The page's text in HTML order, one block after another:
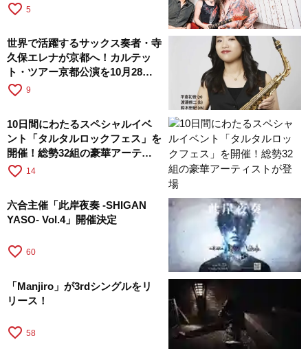
favorite_border 5
世界で活躍するサックス奏者・寺
久保エレナが京都へ！カルテッ
ト・ツアー京都公演を10月28日
に開催
favorite_border 9
10日間にわたるスペシャルイベ
ント「タルタルロックフェス」を
開催！総勢32組の豪華アーティ
ストが登場
favorite_border 14
六合主催「此岸夜奏 -SHIGAN
YASO- Vol.4」開催決定
favorite_border 60
「Manjiro」が3rdシングルをリ
リース！
favorite_border 58